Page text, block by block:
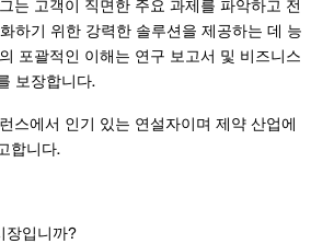
는 고객이 직면한 주요 과제를 파악하고 전
하기 위한 강력한 솔루션을 제공하는 데 능
포괄적인 이해는 연구 보고서 및 비즈니스
보장합니다.
스에서 인기 있는 연설자이며 제약 산업에
합니다.
장입니까?